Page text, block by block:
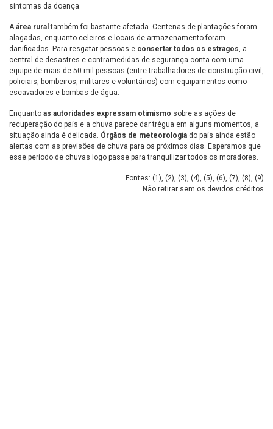
sintomas da doença.
A área rural também foi bastante afetada. Centenas de plantações foram
alagadas, enquanto celeiros e locais de armazenamento foram
danificados. Para resgatar pessoas e consertar todos os estragos , a
central de desastres e contramedidas de segurança conta com uma
equipe de mais de 50 mil pessoas (entre trabalhadores de construção civil,
policiais, bombeiros, militares e voluntários) com equipamentos como
escavadores e bombas de água.
Enquanto as autoridades expressam otimismo sobre as ações de
recuperação do país e a chuva parece dar trégua em alguns momentos, a
situação ainda é delicada. Órgãos de meteorologia do país ainda estão
alertas com as previsões de chuva para os próximos dias. Esperamos que
esse período de chuvas logo passe para tranquilizar todos os moradores.
Fontes: (1 ), (2), (3), (4), (5), (6), (7), (8), (9)
Não retirar sem os devidos créditos